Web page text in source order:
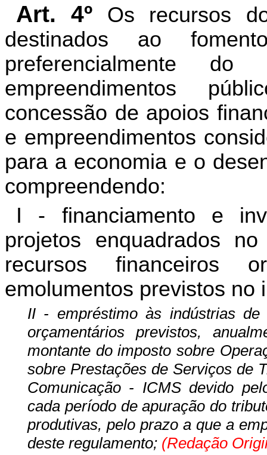
Art. 4º Os recursos
destinados ao
preferencialmente
empreendimentos
concessão de apoios
e empreendimentos
para a economia e o
compreendendo:
I - financiamento e
projetos enquadrados
recursos financeiros
emolumentos previstos no
II - empréstimo às indústrias
orçamentários previstos,
montante do imposto sobre
sobre Prestações de Serviços de
Comunicação - ICMS devido
cada período de apuração do
produtivas, pelo prazo a que a
deste regulamento;(Redação